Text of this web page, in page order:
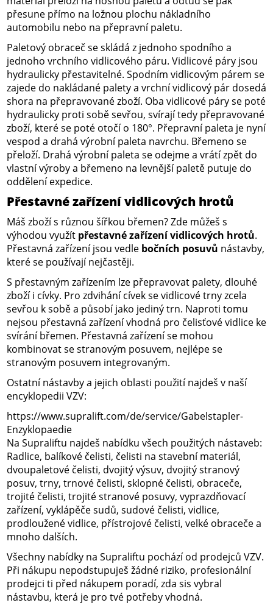
přesune přímo na ložnou plochu nákladního
automobilu nebo na přepravní paletu.
Paletový obraceč se skládá z jednoho spodního a
jednoho vrchního vidlicového páru. Vidlicové páry jsou
hydraulicky přestavitelné. Spodním vidlicovým párem se
zajede do nakládané palety a vrchní vidlicový pár dosedá
shora na přepravované zboží. Oba vidlicové páry se poté
hydraulicky proti sobě sevřou, svírají tedy přepravované
zboží, které se poté otočí o 180°. Přepravní paleta je nyní
vespod a drahá výrobní paleta navrchu. Břemeno se
přeloží. Drahá výrobní paleta se odejme a vrátí zpět do
vlastní výroby a břemeno na levnější paletě putuje do
oddělení expedice.
Přestavné zařízení vidlicových hrotů
Máš zboží s různou šířkou břemen? Zde můžeš s
výhodou využít přestavné zařízení vidlicových hrotů.
Přestavná zařízení jsou vedle bočních posuvů nástavby,
které se používají nejčastěji.
S přestavným zařízením lze přepravovat palety, dlouhé
zboží i cívky. Pro zdvihání cívek se vidlicové trny zcela
sevřou k sobě a působí jako jediný trn. Naproti tomu
nejsou přestavná zařízení vhodná pro čelisťové vidlice ke
svírání břemen. Přestavná zařízení se mohou
kombinovat se stranovým posuvem, nejlépe se
stranovým posuvem integrovaným.
Ostatní nástavby a jejich oblasti použití najdeš v naší
encyklopedii VZV:
https://www.supralift.com/de/service/Gabelstapler-
Enzyklopaedie
Na Supraliftu najdeš nabídku všech použitých nástaveb:
Radlice, balíkové čelisti, čelisti na stavební materiál,
dvoupaletové čelisti, dvojitý výsuv, dvojitý stranový
posuv, trny, trnové čelisti, sklopné čelisti, obraceče,
trojité čelisti, trojité stranové posuvy, vyprazdňovací
zařízení, vyklápěče sudů, sudové čelisti, vidlice,
prodloužené vidlice, přístrojové čelisti, velké obraceče a
mnoho dalších.
Všechny nabídky na Supraliftu pochází od prodejců VZV.
Při nákupu nepodstupuješ žádné riziko, profesionální
prodejci ti před nákupem poradí, zda sis vybral
nástavbu, která je pro tvé potřeby vhodná.